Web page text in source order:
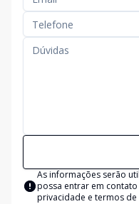
As informações serão
possa entrar em
privacidade e termos de